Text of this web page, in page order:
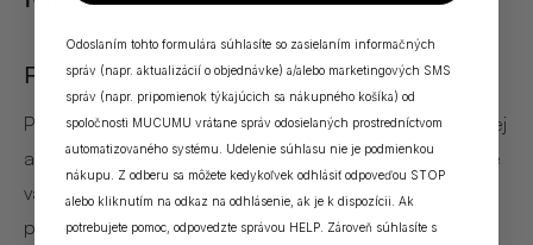
Podpora ústneho odporúčania
Podpora odporúčaní z úst do úst je ako využitie najstaršej
a najdôveryhodnejšej formy marketingu. Povzbudzovanie
vašich spokojných klientov, aby o sebe dali vedieť
priateľom a rodine, môže byť jedným z najúčinnejších
Odoslaním tohto formulára súhlasíte so zasielaním informačných
správ (napr. aktualizácií o objednávke) a/alebo marketingových SMS
správ (napr. pripomienok týkajúcich sa nákupného košíka) od
spoločnosti MUCUMU vrátane správ odosielaných prostredníctvom
automatizovaného systému. Udelenie súhlasu nie je podmienkou
nákupu. Z odberu sa môžete kedykoľvek odhlásiť odpoveďou STOP
alebo kliknutím na odkaz na odhlásenie, ak je k dispozícii. Ak
potrebujete pomoc, odpovedzte správou HELP. Zároveň súhlasíte s